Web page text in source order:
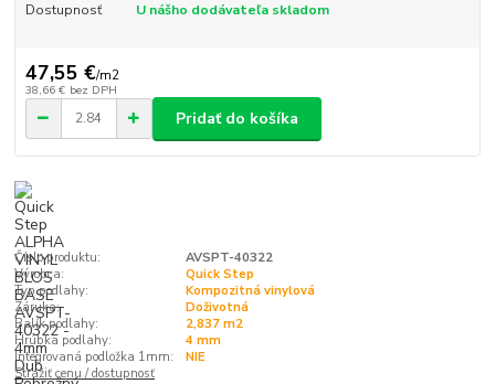
Dostupnosť U nášho dodávateľa skladom
47,55 €/m2
38,66 € bez DPH
Pridať do košíka
Číslo produktu:
AVSPT-40322
Výrobca:
Quick Step
Typ podlahy:
Kompozitná vinylová
Záruka:
Doživotná
Balík podlahy:
2,837 m2
Hrúbka podlahy:
4 mm
Integrovaná podložka 1mm:
NIE
Strážiť cenu / dostupnosť